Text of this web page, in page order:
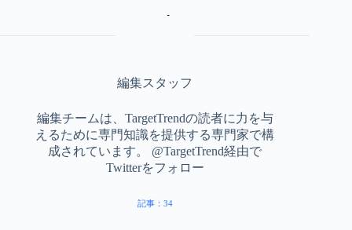
編集スタッフ
編集チームは、TargetTrendの読者に力を与
えるために専門知識を提供する専門家で構
成されています。 @TargetTrend経由で
Twitterをフォロー
記事：34